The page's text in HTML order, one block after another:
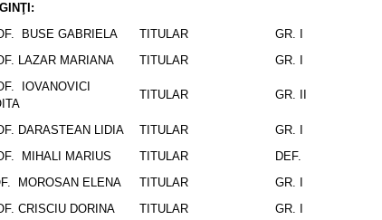
BUSE GABRIELA TITULAR
GR. I
LAZAR MARIANA TITULAR GR. I
IOVANOVICI
TITULAR GR. II
DARASTEAN LIDIA TITULAR
GR. I
MIHALI MARIUS TITULAR
DEF.
MOROSAN ELENA TITULAR
GR. I
CRISCIU DORINA TITULAR GR. I